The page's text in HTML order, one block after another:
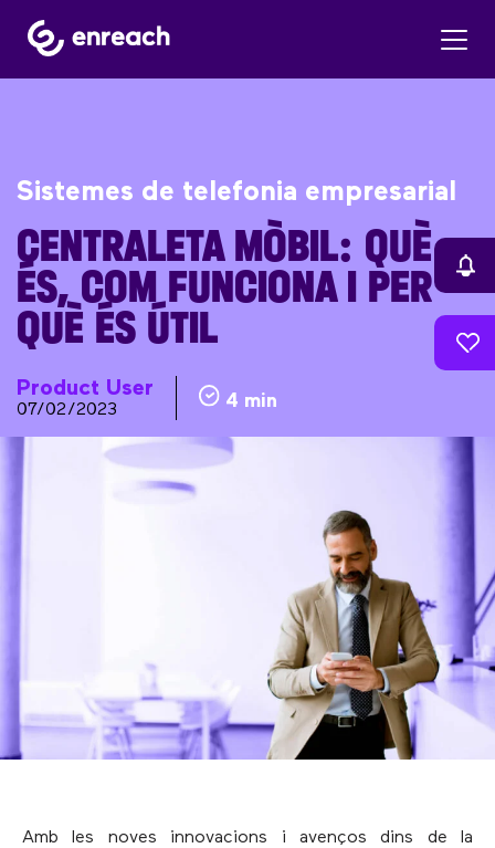
Sistemes de telefonia empresarial
CENTRALETA MÒBIL: QUÈ
ÉS, COM FUNCIONA I PER
QUÈ ÉS ÚTIL
Product User
07/02/2023 4 min
Amb les noves innovacions i avenços dins de la